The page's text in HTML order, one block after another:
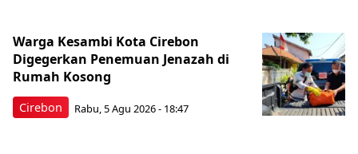
Cirebon
Warga Kesambi Kota Cirebon
Digegerkan Penemuan Jenazah di
Rumah Kosong
Rabu, 5 Agu 2026 - 18:47